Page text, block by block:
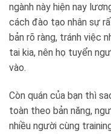
ngành này hiện nay
cách đào tạo nhân sự
bản rõ ràng, tránh việc
tai kia, nên họ tuyển
vào.
Còn quán của bạn thì
toàn theo bản năng,
nhiều người cùng